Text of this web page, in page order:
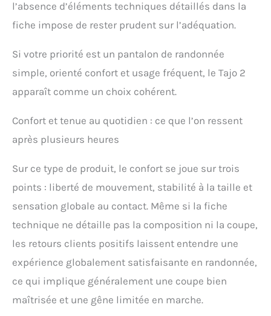
l’absence d’éléments techniques détaillés dans la
fiche impose de rester prudent sur l’adéquation.
Si votre priorité est un pantalon de randonnée
simple, orienté confort et usage fréquent, le Tajo 2
apparaît comme un choix cohérent.
Confort et tenue au quotidien : ce que l’on ressent
après plusieurs heures
Sur ce type de produit, le confort se joue sur trois
points : liberté de mouvement, stabilité à la taille et
sensation globale au contact. Même si la fiche
technique ne détaille pas la composition ni la coupe,
les retours clients positifs laissent entendre une
expérience globalement satisfaisante en randonnée,
ce qui implique généralement une coupe bien
maîtrisée et une gêne limitée en marche.